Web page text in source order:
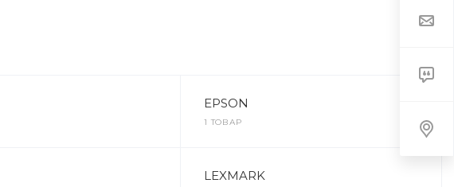
EPSON
1 ТОВАР
LEXMARK